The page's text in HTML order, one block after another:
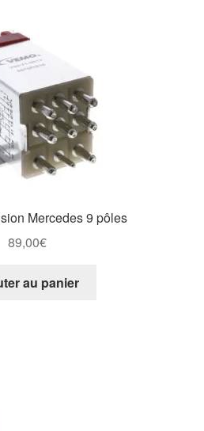
Mercedes 9 pôles
89,00€
au panier